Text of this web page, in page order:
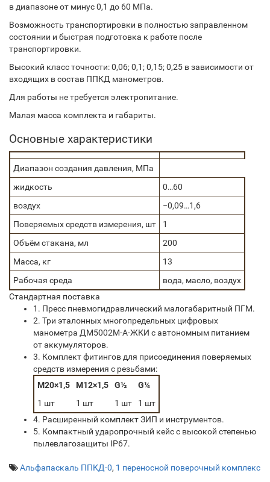
в диапазоне от минус 0,1 до 60 МПа.
Возможность транспортировки в полностью заправленном
состоянии и быстрая подготовка к работе после
транспортировки.
Высокий класс точности: 0,06; 0,1; 0,15; 0,25 в зависимости от
входящих в состав ППКД манометров.
Для работы не требуется электропитание.
Малая масса комплекта и габариты.
Основные характеристики
Диапазон создания давления, МПа
жидкость
0…60
воздух
−0,09…1,6
Поверяемых средств измерения, шт
1
Объём стакана, мл
200
Масса, кг
13
Рабочая среда
вода, масло, воздух
Стандартная поставка
1. Пресс пневмогидравлический малогабаритный ПГМ.
2. Три эталонных многопредельных цифровых
манометра ДМ5002М-А-ЖКИ с автономным питанием
от аккумуляторов.
3. Комплект фитингов для присоединения поверяемых
средств измерения с резьбами:
М20×1,5
M12×1,5 G½
G¼
1 шт
1 шт 1 шт
1 шт
4. Расширенный комплект ЗИП и инструментов.
5. Компактный ударопрочный кейс с высокой степенью
пылевлагозащиты IP67.
Альфапаскаль ППКД-0, 1 переносной поверочный комплекс